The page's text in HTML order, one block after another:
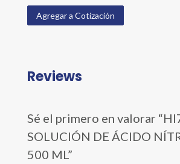
Agregar a Cotización
Reviews
Sé el primero en valorar
SOLUCIÓN DE ÁCIDO
500 ML”